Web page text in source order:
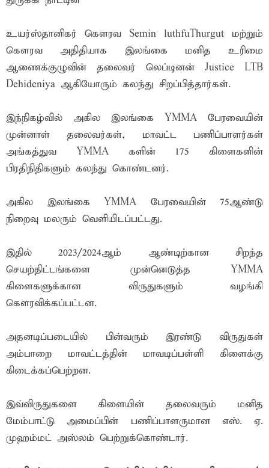
உயர்ஸ்தானிகர் கெளரவ Semin luthfuThurgut மற்றும்
கெளரவ அதிதியாக இலங்கை மனித உரிமை
ஆணைக்குழுவின் தலைவர் லெப்டினன் Justice LTB
Dehideniya ஆகியோரும் கலந்து சிறப்பித்தார்கள்.
இந்நிகழ்வில் அகில இலங்கை YMMA பேரவையின்
முன்னாள் தலைவர்கள், மாவட்ட பணிப்பாளர்கள்
அங்கத்துவ YMMA களின் 175 கிளைகளின்
பிரதிநிதிகளும் கலந்து கொண்டனர்.
அகில இலங்கை YMMA பேரவையின் 75ஆண்டு
நிறைவு மலரும் வெளியிடப்பட்டது.
இதில் 2023/2024ஆம் ஆண்டிற்கான சிறந்த
செயற்திட்டங்களை முன்னெடுத்த YMMA
கிளைகளுக்கான விருதுகளும் வழங்கி
கௌரவிக்கப்பட்டன.
அதனடிப்படையில் பின்வரும் இரண்டு விருதுகள்
அம்பாறை மாவட்டத்தின் மாவடிப்பள்ளி கிளைக்கு
கிடைக்கப்பெற்றன.
இவ்விருதுகளை கிளையின் தலைவரும் மனித
மேம்பாட்டு அமைப்பின் பணிப்பாளருமான எஸ். ஏ.
முஹம்மட் அஸ்லம் பெற்றுக்கொண்டார்.